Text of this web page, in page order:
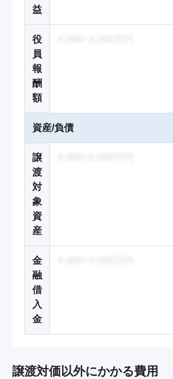
益
役
員
報
酬
額
資産/負債
譲
渡
対
象
資
産
金
融
借
入
金
譲渡対価以外にかかる費用